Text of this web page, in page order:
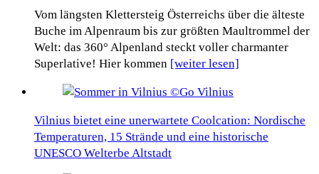
Vom längsten Klettersteig Österreichs über die älteste
Buche im Alpenraum bis zur größten Maultrommel der
Welt: das 360° Alpenland steckt voller charmanter
Superlative! Hier kommen [weiter lesen]
Vilnius bietet eine unerwartete Coolcation: Nordische
Temperaturen, 15 Strände und eine historische
UNESCO Welterbe Altstadt